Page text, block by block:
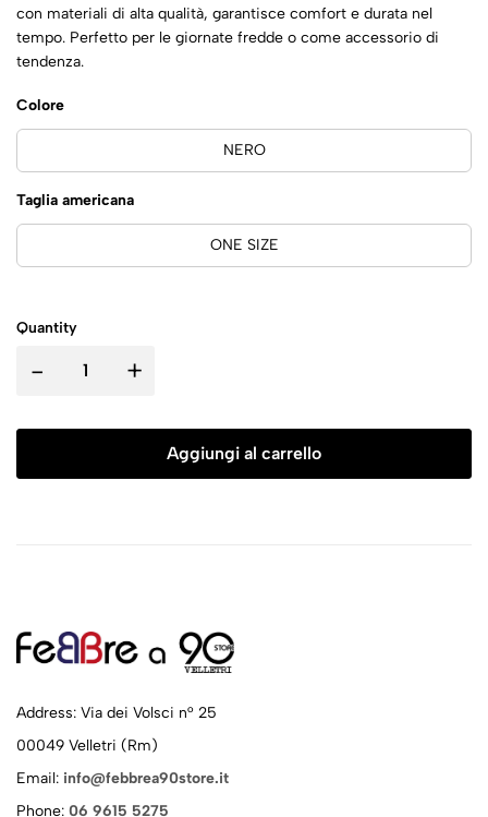
con materiali di alta qualità, garantisce comfort e durata nel
tempo. Perfetto per le giornate fredde o come accessorio di
tendenza.
Colore
NERO
Taglia americana
ONE SIZE
Quantity
- +
Aggiungi al carrello
Address: Via dei Volsci n° 25
00049 Velletri (Rm)
Email: info@febbrea90store.it
Phone: 06 9615 5275